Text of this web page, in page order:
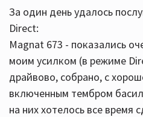
За один день удалось
Direct:
Magnat 673 - показались
моим усилком (в режиме
драйвово, собрано, с
включенным тембром
на них хотелось все время